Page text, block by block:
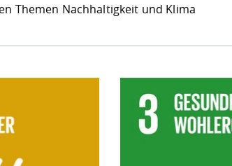
Themen Nachhaltigkeit und Klima